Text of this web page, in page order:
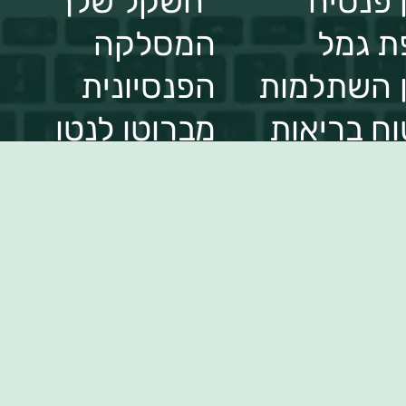
גמל
השתלמות
בריאות
המסלקה
הפנסיונית
מברוטו לנטו